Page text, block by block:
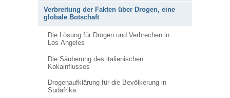
Verbreitung der Fakten über Drogen, eine
globale Botschaft
Die Lösung für Drogen und Verbrechen in
Los Angeles
Die Säuberung des italienischen
Kokainflusses
Drogenaufklärung für die Bevölkerung in
Südafrika